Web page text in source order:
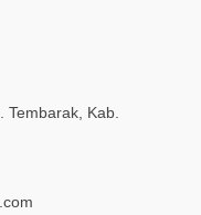
Kab.